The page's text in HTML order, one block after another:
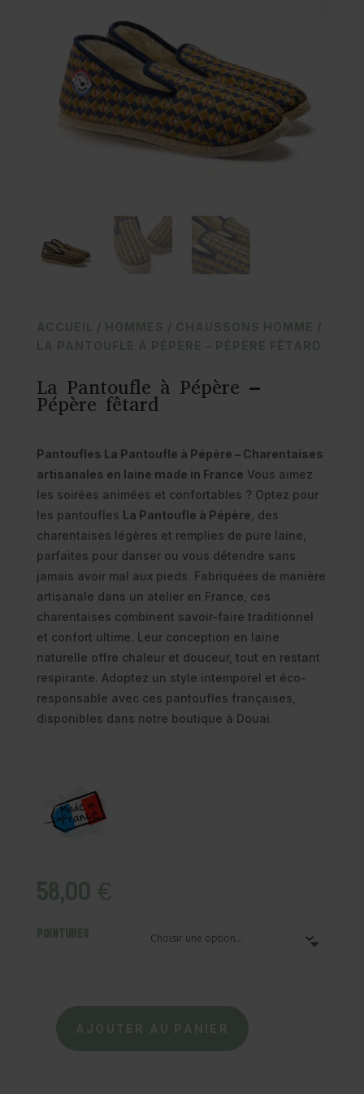
ACCUEIL / HOMMES / CHAUSSONS HOMME /
LA PANTOUFLE À PÉPÈRE – PÉPÈRE FÊTARD
La Pantoufle à Pépère –
Pépère fêtard
Pantoufles La Pantoufle à Pépère – Charentaises
artisanales en laine made in France Vous aimez
les soirées animées et confortables ? Optez pour
les pantoufles La Pantoufle à Pépère , des
charentaises légères et remplies de pure laine,
parfaites pour danser ou vous détendre sans
jamais avoir mal aux pieds. Fabriquées de manière
artisanale dans un atelier en France, ces
charentaises combinent savoir-faire traditionnel
et confort ultime. Leur conception en laine
naturelle offre chaleur et douceur, tout en restant
respirante. Adoptez un style intemporel et éco-
responsable avec ces pantoufles françaises,
disponibles dans notre boutique à Douai.
58,00€
Pointures
quantitéAJOUTER AU PANIER